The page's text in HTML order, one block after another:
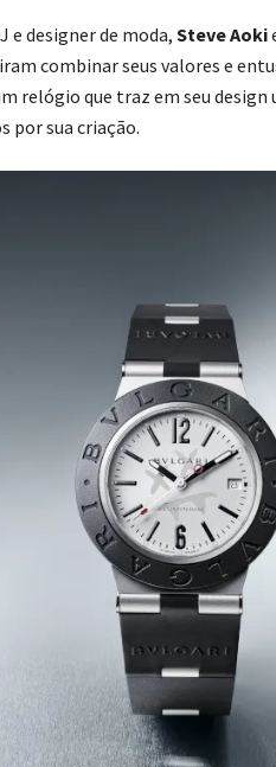
e designer de moda, Steve Aoki
combinar seus valores e
relógio que traz em seu design
por sua criação.